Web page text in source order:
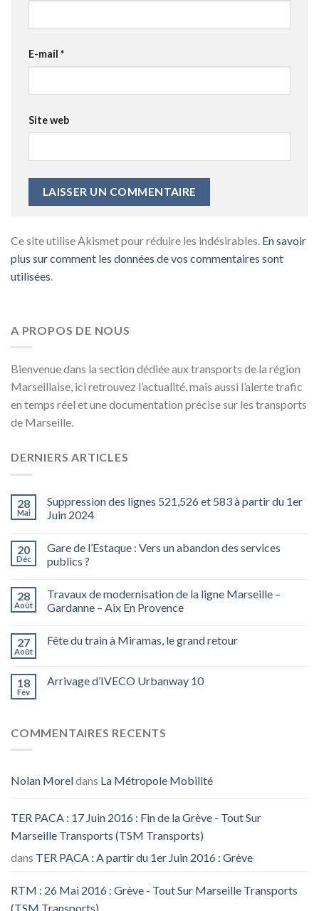
E-mail *
Site web
Ce site utilise Akismet pour réduire les indésirables. En savoir
plus sur comment les données de vos commentaires sont
utilisées.
A PROPOS DE NOUS
Bienvenue dans la section dédiée aux transports de la région
Marseillaise, ici retrouvez l’actualité, mais aussi l’alerte trafic
en temps réel et une documentation précise sur les transports
de Marseille.
DERNIERS ARTICLES
28
Mai
Suppression des lignes 521,526 et 583 à partir du 1er
Juin 2024
20
Déc
Gare de l’Estaque : Vers un abandon des services
publics ?
28
Août
Travaux de modernisation de la ligne Marseille –
Gardanne – Aix En Provence
27
Août
Fête du train à Miramas, le grand retour
18
Fév
Arrivage d’IVECO Urbanway 10
COMMENTAIRES RECENTS
Nolan Moreldans La Métropole Mobilité
TER PACA : 17 Juin 2016 : Fin de la Grève - Tout Sur
Marseille Transports (TSM Transports)
dans TER PACA : A partir du 1er Juin 2016 : Grève
RTM : 26 Mai 2016 : Grève - Tout Sur Marseille Transports
(TSM Transports)